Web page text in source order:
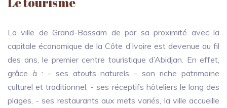
La ville de Grand-Bassam de par sa proximité avec la
capitale économique de la Côte d’Ivoire est devenue au fil
des ans, le premier centre touristique d’Abidjan. En effet,
grâce à : - ses atouts naturels - son riche patrimoine
culturel et traditionnel, - ses réceptifs hôteliers le long des
plages, - ses restaurants aux mets variés, la ville accueille